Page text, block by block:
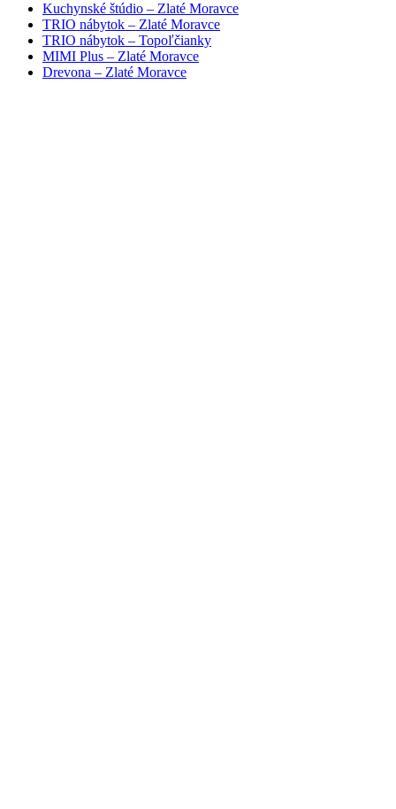
Kuchynské štúdio – Zlaté Moravce
TRIO nábytok – Zlaté Moravce
TRIO nábytok – Topoľčianky
MIMI Plus – Zlaté Moravce
Drevona – Zlaté Moravce